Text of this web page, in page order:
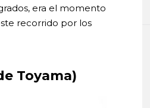
era el momento
recorrido por los
Toyama)